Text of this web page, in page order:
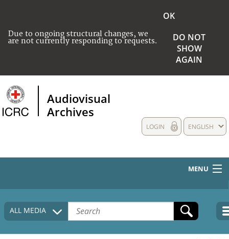
Due to ongoing structural changes, we
are not currently responding to requests.
OK
DO NOT
SHOW
AGAIN
Audiovisual
Archives
ENGLISH
LOGIN
MENU
HOME
COLLECTIONS DESCRIPTION
ALL MEDIA